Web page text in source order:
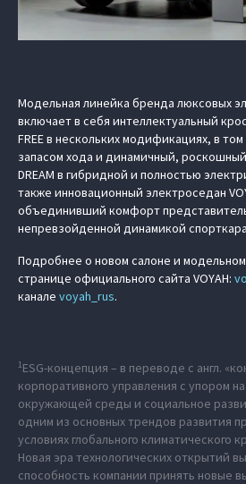
Модельная линейка бренда люксовых
включает в себя интеллектуальный
FREE в нескольких модификациях, в
запасом хода и динамичный,
DREAM в гибридной и полностью
также инновационный электроседан
объединивший комфорт
непревзойденной динамикой
Подробнее о новом салоне и
странице официального сайта VOYAH:
канале voyah_rus.
1ESG-концепция – в переводе с англ.
корпоративного управления с упором
окружающей среды и социальное
одним из основных трендов развития
условиях глобального климатического
Новая эра технологических открытий
способность компании принять новые